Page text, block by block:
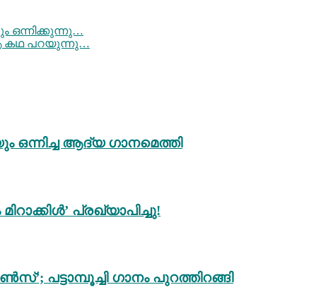
ഒന്നിക്കുന്നു…
ആ കഥ പറയുന്നു…
ഒന്നിച്ച ആദ്യ ഗാനമെത്തി
പ്രഖ്യാപിച്ചു!
ഗാനം പുറത്തിറങ്ങി